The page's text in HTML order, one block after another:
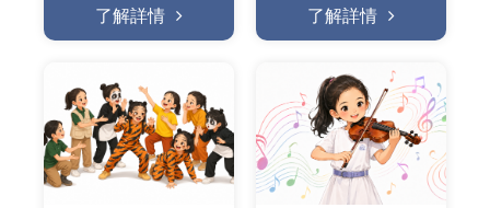
了解詳情 了解詳情